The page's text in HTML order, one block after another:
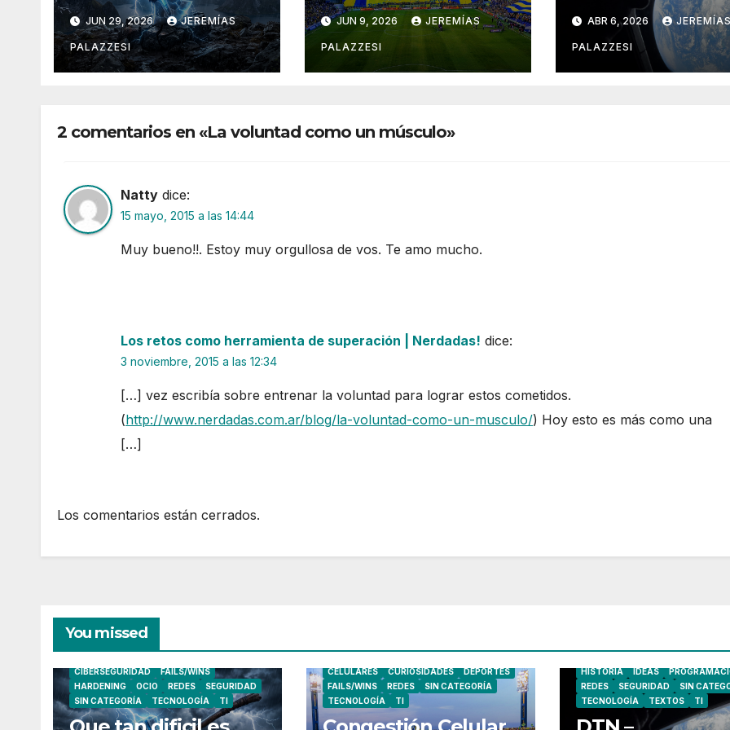
un link?.
JUN 29, 2026 JEREMÍAS
PALAZZESI
JUN 9, 2026 JEREMÍAS
PALAZZESI
tolerantes al
retardo
ABR 6, 2026
PALAZZESI
2 comentarios en «La voluntad como un músculo»
Natty dice:
15 mayo, 2015 a las 14:44
Muy bueno!!. Estoy muy orgullosa de vos. Te amo mucho.
Los retos como herramienta de superación | Nerdadas! dice:
3 noviembre, 2015 a las 12:34
[…] vez escribía sobre entrenar la voluntad para lograr estos cometidos.
(http://www.nerdadas.com.ar/blog/la-voluntad-como-un-musculo/) Hoy esto es más como una
[…]
Los comentarios están cerrados.
You missed
CIBERSEGURIDAD
FAILS/WINS
HARDENING
OCIO REDES
SEGURIDAD
SIN CATEGORÍA
TECNOLOGÍA TI
CELULARES CURIOSIDADES
DEPORTES
FAILS/WINS
REDES
SIN CATEGORÍA
TECNOLOGÍA
TI
HISTORIA
IDEAS
REDES
SEGURIDAD
SIN
TECNOLOGÍA
TEXTOS TI